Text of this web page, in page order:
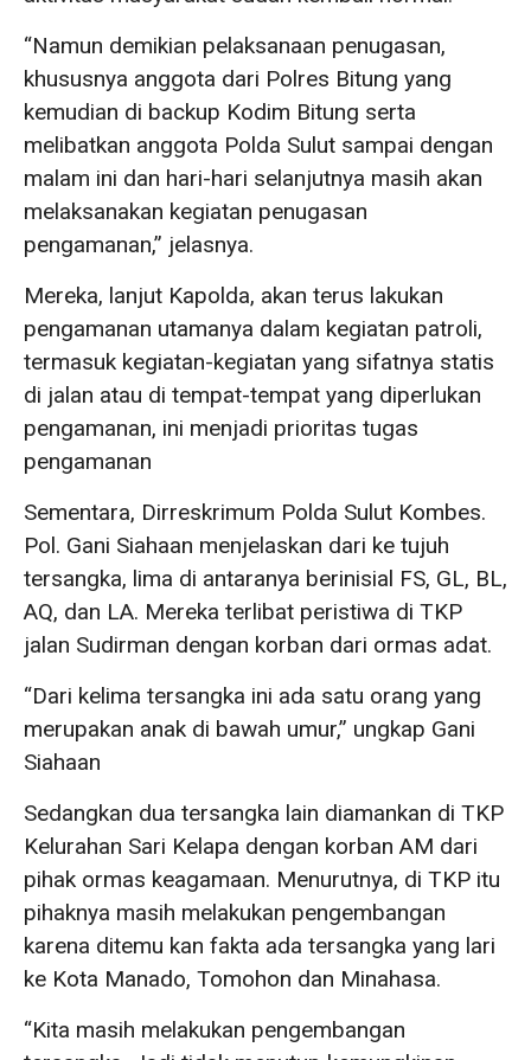
“Namun demikian pelaksanaan penugasan,
khususnya anggota dari Polres Bitung yang
kemudian di backup Kodim Bitung serta
melibatkan anggota Polda Sulut sampai dengan
malam ini dan hari-hari selanjutnya masih akan
melaksanakan kegiatan penugasan
pengamanan,” jelasnya.
Mereka, lanjut Kapolda, akan terus lakukan
pengamanan utamanya dalam kegiatan patroli,
termasuk kegiatan-kegiatan yang sifatnya statis
di jalan atau di tempat-tempat yang diperlukan
pengamanan, ini menjadi prioritas tugas
pengamanan
Sementara, Dirreskrimum Polda Sulut Kombes.
Pol. Gani Siahaan menjelaskan dari ke tujuh
tersangka, lima di antaranya berinisial FS, GL, BL,
AQ, dan LA. Mereka terlibat peristiwa di TKP
jalan Sudirman dengan korban dari ormas adat.
“Dari kelima tersangka ini ada satu orang yang
merupakan anak di bawah umur,” ungkap Gani
Siahaan
Sedangkan dua tersangka lain diamankan di TKP
Kelurahan Sari Kelapa dengan korban AM dari
pihak ormas keagamaan. Menurutnya, di TKP itu
pihaknya masih melakukan pengembangan
karena ditemu kan fakta ada tersangka yang lari
ke Kota Manado, Tomohon dan Minahasa.
“Kita masih melakukan pengembangan